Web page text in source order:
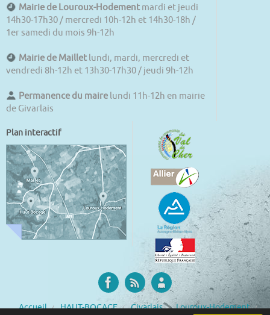
Mairie de Louroux-Hodement mardi et jeudi
14h30-17h30 / mercredi 10h-12h et 14h30-18h /
1er samedi du mois 9h-12h
Mairie de Maillet lundi, mardi, mercredi et
vendredi 8h-12h et 13h30-17h30 / jeudi 9h-12h
Permanence du maire lundi 11h-12h en mairie
de Givarlais
Plan interactif
Accueil HAUT-BOCAGE Givarlais
Louroux-Hodement